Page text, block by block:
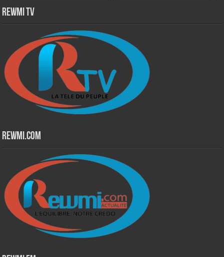
Rewmi TV
Rewmi.Com